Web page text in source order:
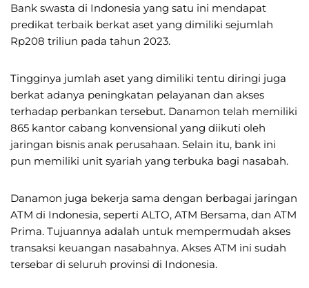
Bank swasta di Indonesia yang satu ini mendapat
predikat terbaik berkat aset yang dimiliki sejumlah
Rp208 triliun pada tahun 2023.
Tingginya jumlah aset yang dimiliki tentu diringi juga
berkat adanya peningkatan pelayanan dan akses
terhadap perbankan tersebut. Danamon telah memiliki
865 kantor cabang konvensional yang diikuti oleh
jaringan bisnis anak perusahaan. Selain itu, bank ini
pun memiliki unit syariah yang terbuka bagi nasabah.
Danamon juga bekerja sama dengan berbagai jaringan
ATM di Indonesia, seperti ALTO, ATM Bersama, dan ATM
Prima. Tujuannya adalah untuk mempermudah akses
transaksi keuangan nasabahnya. Akses ATM ini sudah
tersebar di seluruh provinsi di Indonesia.